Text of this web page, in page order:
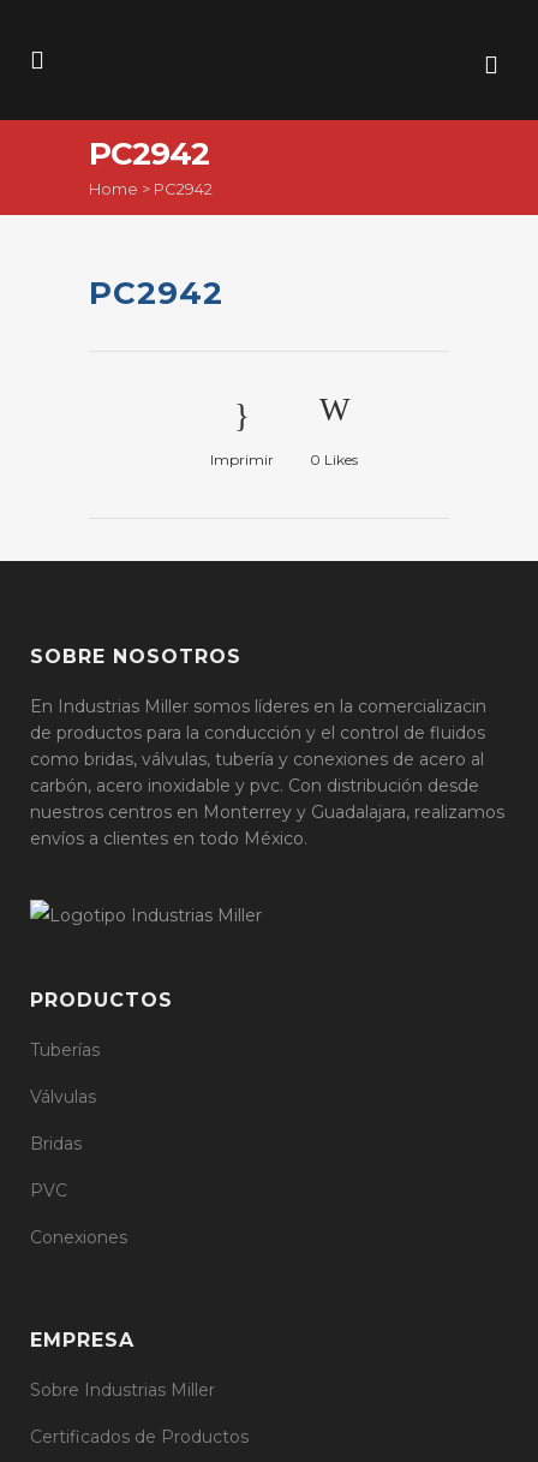
PC2942
Home > PC2942
PC2942
Imprimir 0 Likes
SOBRE NOSOTROS
En Industrias Miller somos líderes en la comercializacin
de productos para la conducción y el control de fluidos
como bridas, válvulas, tubería y conexiones de acero al
carbón, acero inoxidable y pvc. Con distribución desde
nuestros centros en Monterrey y Guadalajara, realizamos
envíos a clientes en todo México.
PRODUCTOS
Tuberías
Válvulas
Bridas
PVC
Conexiones
EMPRESA
Sobre Industrias Miller
Certificados de Productos